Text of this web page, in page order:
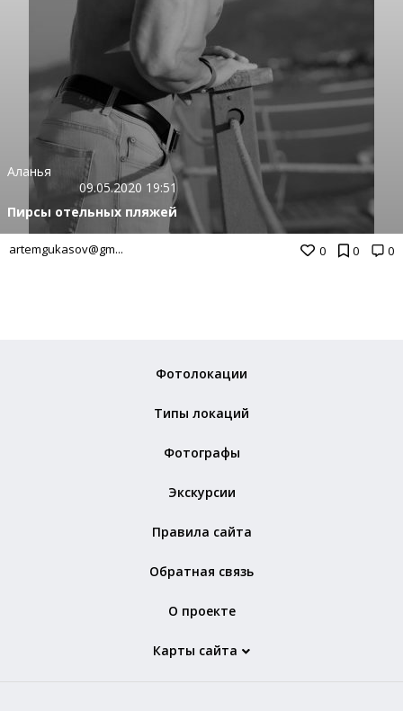
0 0 0
Аланья
09.05.2020 19:51
Пирсы отельных пляжей
artemgukasov@gm...
Фотолокации
Типы локаций
Фотографы
Экскурсии
Правила сайта
Обратная связь
О проекте
Карты сайта